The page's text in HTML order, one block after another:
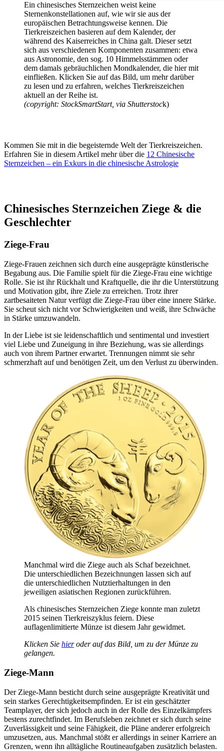
Ein chinesisches Sternzeichen weist keine
Sternenkonstellationen auf, wie wir sie aus der
europäischen Betrachtungsweise kennen. Die
Tierkreiszeichen basieren auf dem Kalender, der
während des Kaiserreiches in China galt. Dieser setzt
sich aus verschiedenen Komponenten zusammen: etwa
aus Astronomie, den sog. 10 Himmelsstämmen oder
dem damals gebräuchlichen Mondkalender, die hier mit
einfließen. Klicken Sie auf das Bild, um mehr darüber
zu lesen und zu erfahren, welches Tierkreiszeichen
aktuell an der Reihe ist.
(copyright: StockSmartStart, via Shutterstock)
Kommen Sie mit in die begeisternde Welt der Tierkreiszeichen.
Erfahren Sie in diesem Artikel mehr über die 12 Chinesische
Sternzeichen – ein Exkurs in die chinesische Astrologie
Chinesisches Sternzeichen Ziege & die
Geschlechter
Ziege-Frau
Ziege-Frauen zeichnen sich durch eine ausgeprägte künstlerische
Begabung aus. Die Familie spielt für die Ziege-Frau eine wichtige
Rolle. Sie ist ihr Rückhalt und Kraftquelle, die ihr die Unterstützung
und Motivation gibt, ihre Ziele zu erreichen. Trotz ihrer
zartbesaiteten Natur verfügt die Ziege-Frau über eine innere Stärke.
Sie scheut sich nicht vor Schwierigkeiten und weiß, ihre Schwäche
in Stärke umzuwandeln.
In der Liebe ist sie leidenschaftlich und sentimental und investiert
viel Liebe und Zuneigung in ihre Beziehung, was sie allerdings
auch von ihrem Partner erwartet. Trennungen nimmt sie sehr
schmerzhaft auf und benötigen Zeit, um den Verlust zu überwinden.
Manchmal wird die Ziege auch als Schaf bezeichnet.
Die unterschiedlichen Bezeichnungen lassen sich auf
die unterschiedlichen Nutztierhaltungen in den
jeweiligen asiatischen Regionen zurückführen.
Als chinesisches Sternzeichen Ziege konnte man zuletzt
2015 seinen Tierkreiszyklus feiern. Diese
auflagenlimitierte Münze ist diesem Jahr gewidmet.
Klicken Sie hieroder auf das Bild, um zu der Münze zu
gelangen.
Ziege-Mann
Der Ziege-Mann besticht durch seine ausgeprägte Kreativität und
sein starkes Gerechtigkeitsempfinden. Er ist ein geschätzter
Teamplayer, der sich jedoch auch in der Rolle des Einzelkämpfers
bestens zurechtfindet. Im Berufsleben zeichnet er sich durch seine
Zuverlässigkeit und seine Fähigkeit, die Pläne anderer erfolgreich
umzusetzen, aus. Manchmal stößt er allerdings in seiner Karriere an
Grenzen, wenn ihn alltägliche Routineaufgaben zusätzlich belasten.